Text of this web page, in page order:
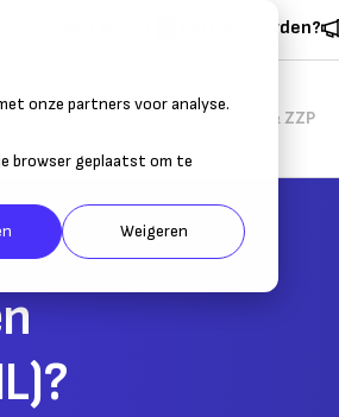
onze partners voor analyse.
browser geplaatst om te
Weigeren
partner worden?
Starten & ZZP